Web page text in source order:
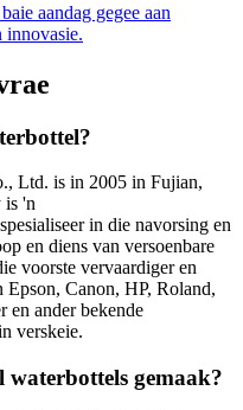
aandag gegee aan
Ltd. is in 2005 in Fujian,
is 'n
in die navorsing en
en diens van versoenbare
voorste vervaardiger en
Canon, HP, Roland,
ander bekende
verskeie.
gemaak?